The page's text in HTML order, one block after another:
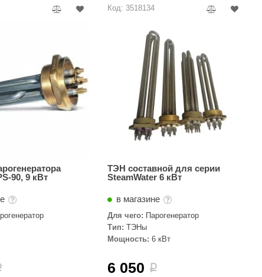
90, 9 кВт
Код: 3518134
ТЭН составной для серии
SteamWater 6 кВт
в магазине
Для чего: Парогенератор
Тип: ТЭНы
Мощность: 6 кВт
6 050 i